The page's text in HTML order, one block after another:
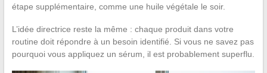
étape supplémentaire, comme une huile végétale le soir.
L’idée directrice reste la même : chaque produit dans votre
routine doit répondre à un besoin identifié. Si vous ne savez pas
pourquoi vous appliquez un sérum, il est probablement superflu.